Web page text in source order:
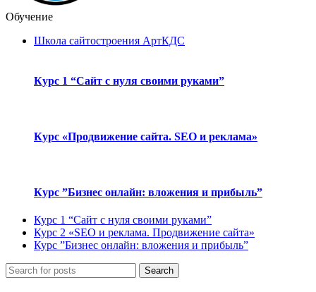
Обучение
Школа сайтостроения АртКДС
Курс 1 “Сайт с нуля своими руками”
Курс «Продвижение сайта. SEO и реклама»
Курс ”Бизнес онлайн: вложения и прибыль”
Курс 1 “Сайт с нуля своими руками”
Курс 2 «SEO и реклама. Продвижение сайта»
Курс ”Бизнес онлайн: вложения и прибыль”
Search